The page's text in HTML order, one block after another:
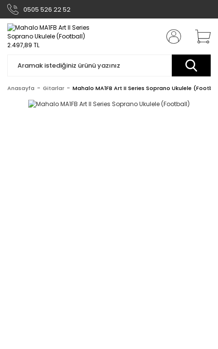
0505 526 22 52
Anasayfa Gitarlar Mahalo MA1FB Art II Series Soprano Ukulele